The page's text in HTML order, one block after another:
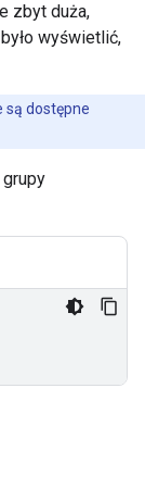
zbyt duża,
wyświetlić,
są dostępne